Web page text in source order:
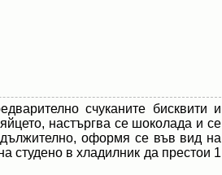
счуканите бисквити и
настъргва се шоколада и се
оформя се във вид на
студено в хладилник да престои 1